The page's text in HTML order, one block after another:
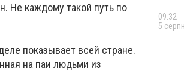
Не каждому такой путь по
показывает всей стране.
на паи людьми из
09:32
5